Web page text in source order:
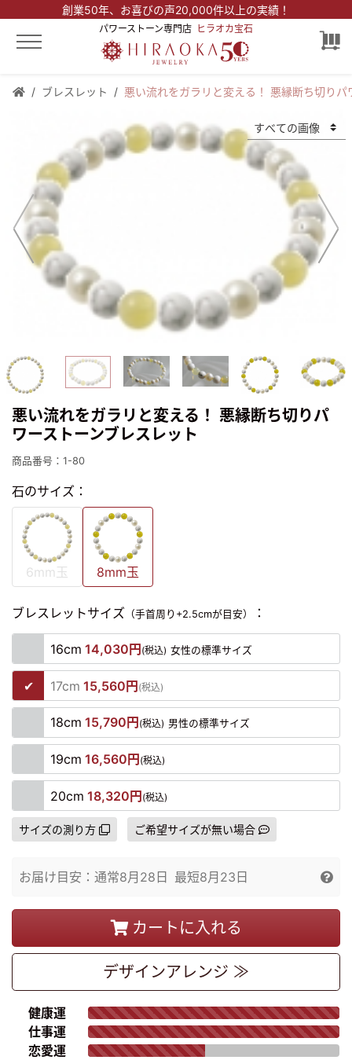
創業50年、 お喜びの声20,000件以上の実績！
パワーストーン専門店 ヒラオカ宝石
ブレスレット 悪い流れをガラリと変える！ 悪縁断ち切り
悪い流れをガラリと変える！ 悪縁断ち切りパ
ワーストーンブレスレット
商品番号：1-80
石のサイズ：
6mm玉 8mm玉
ブレスレットサイズ （手首周り+2.5cmが目安） ：
16cm 14,030円(税込) 女性の標準サイズ
17cm 15,560円(税込)
18cm 15,790円 (税込) 男性の標準サイズ
19cm 16,560円 (税込)
20cm 18,320円(税込)
サイズの測り方 ご希望サイズが無い場合
お届け目安： 通常8月28日 最短8月23日
カートに入れる
デザインアレンジ ≫
健康運
仕事運
恋愛運